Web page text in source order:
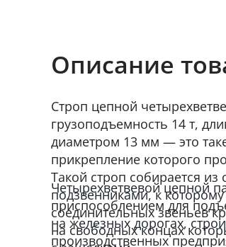
Описание
Строп цепной
грузоподъемность 14 т,
диаметром 13 мм — это
прикрепление которого
Такой строп собирается из
подзвенниками, к
соединительных звеньев
на свободных концах
Четырехветвевой цепной
приспособлением для
на железных дорогах,
производственных